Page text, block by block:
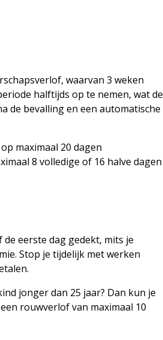
waarvan 3 weken
halftijds op te nemen, wat de
de bevalling en een automatische
maximaal 20 dagen
8 volledige of 16 halve dagen
eerste dag gedekt, mits je
Stop je tijdelijk met werken
jonger dan 25 jaar? Dan kun je
rouwverlof van maximaal 10